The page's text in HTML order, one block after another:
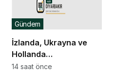
tartışmasına neden
İzlanda, Ukrayna ve
Hollanda
büyükelçilikleri ile BM
Gündem
14 saat önce